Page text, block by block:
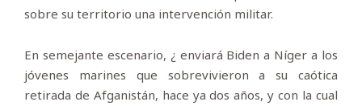
sobre su territorio una intervención militar.
En semejante escenario, ¿ enviará Biden a Níger a los
jóvenes marines que sobrevivieron a su caótica
retirada de Afganistán, hace ya dos años, y con la cual